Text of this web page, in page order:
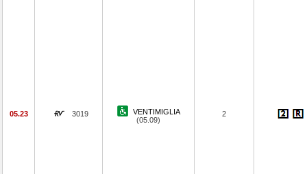
05.23 3019
VENTIMIGLIA
(05.09)
2